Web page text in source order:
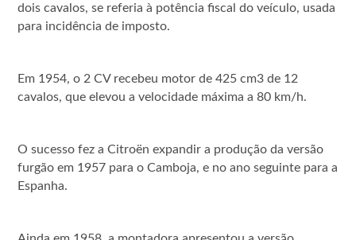
dois cavalos, se referia à potência fiscal do veículo, usada
para incidência de imposto.
Em 1954, o 2 CV recebeu motor de 425 cm3 de 12
cavalos, que elevou a velocidade máxima a 80 km/h.
O sucesso fez a Citroën expandir a produção da versão
furgão em 1957 para o Camboja, e no ano seguinte para a
Espanha.